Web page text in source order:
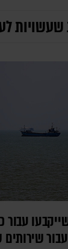
שירותים